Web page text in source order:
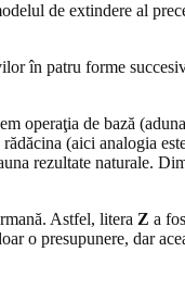
de extindere al
în patru forme
operaţia de bază
(aici analogia
rezultate naturale.
Astfel, litera Z a
o presupunere, dar